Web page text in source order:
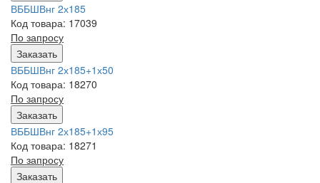
ВББШВнг 2х185
Код товара: 17039
По запросу
Заказать
ВББШВнг 2х185+1х50
Код товара: 18270
По запросу
Заказать
ВББШВнг 2х185+1х95
Код товара: 18271
По запросу
Заказать